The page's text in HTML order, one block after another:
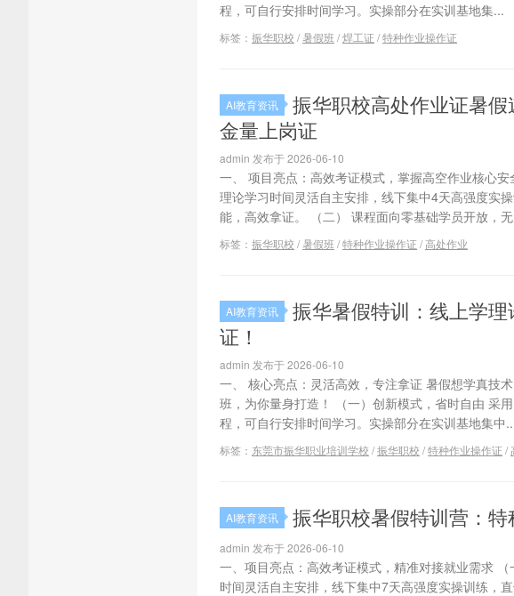
程，可自行安排时间学习。实操部分在实训基地集...
标签： 振华职校 /暑假班 /焊工证 /特种作业操作证
AI教育资讯
振华职校高处作业证暑
金量上岗证
admin 发布于 2026-06-10
一、 项目亮点：高效考证模式，掌握高空作业核心
理论学习时间灵活自主安排，线下集中4天高强度实
能，高效拿证。 （二） 课程面向零基础学员开放，
标签： 振华职校 /暑假班 /特种作业操作证 /高处作业
AI教育资讯
振华暑假特训：线上学
证！
admin 发布于 2026-06-10
一、 核心亮点：灵活高效，专注拿证 暑假想学真技
班，为你量身打造！ （一）创新模式，省时自由 采
程，可自行安排时间学习。实操部分在实训基地集中
标签： 东莞市振华职业培训学校 /振华职校 /特种作业操作证 /
AI教育资讯 振华职校暑假特训营：
admin 发布于 2026-06-10
一、项目亮点：高效考证模式，精准对接就业需求
时间灵活自主安排，线下集中7天高强度实操训练，